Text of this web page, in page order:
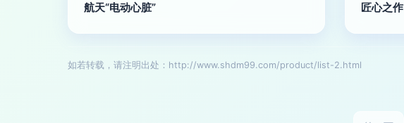
航天“电动心脏”
匠心之作
如若转载，请注明出处：http://www.shdm99.com/product/list-2.html